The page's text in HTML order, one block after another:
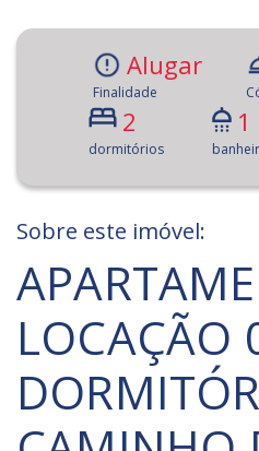
Alugar
Finalidade
2
dormitórios
1
Sobre este imóvel:
LOCAÇÃO